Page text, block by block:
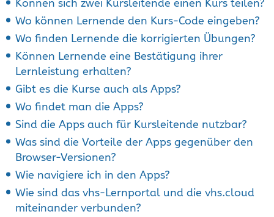
Wo können Lernende den Kurs-Code eingeben?
Wo finden Lernende die korrigierten Übungen?
Können Lernende eine Bestätigung ihrer
Lernleistung erhalten?
Gibt es die Kurse auch als Apps?
Wo findet man die Apps?
Sind die Apps auch für Kursleitende nutzbar?
Was sind die Vorteile der Apps gegenüber den
Browser-Versionen?
Wie navigiere ich in den Apps?
Wie sind das vhs-Lernportal und die vhs.cloud
miteinander verbunden?